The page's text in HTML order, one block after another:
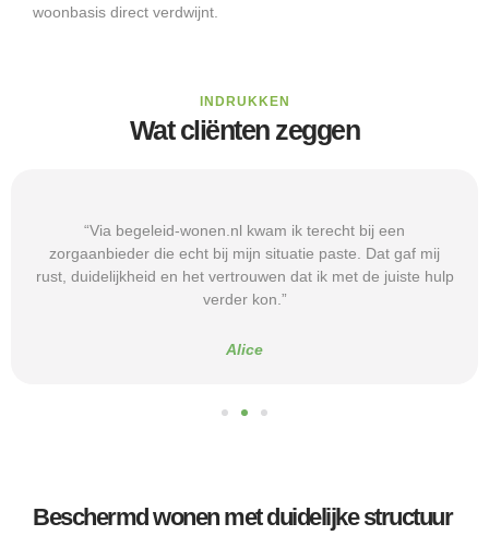
woonbasis direct verdwijnt.
INDRUKKEN
Wat cliënten zeggen
“Via begeleid-wonen.nl kwam ik terecht bij een
zorgaanbieder die echt bij mijn situatie paste. Dat gaf mij
rust, duidelijkheid en het vertrouwen dat ik met de juiste hulp
verder kon.”
Alice
Beschermd wonen met duidelijke structuur